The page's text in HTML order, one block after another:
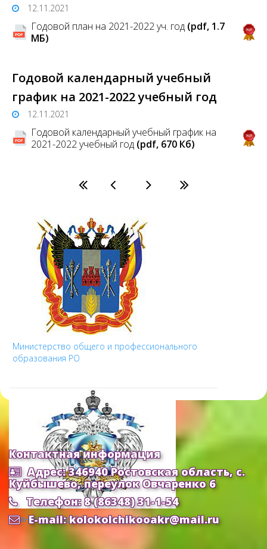
12.11.2021
Годовой план на 2021-2022 уч. год (pdf, 1.7
MБ)
Годовой календарный учебный
график на 2021-2022 учебный год
12.11.2021
Годовой календарный учебный график на
2021-2022 учебный год (pdf, 670 Кб)
Министерство общего и профессионального
образования РО
Министерство Образования и Науки РФ
Контактная информация
Адрес: 346940 Ростовская область, с.
Куйбышево, переулок Овчаренко 6
Телефон: 8 (86348) 31-1-54
E-mail: kolokolchikooakr@mail.ru